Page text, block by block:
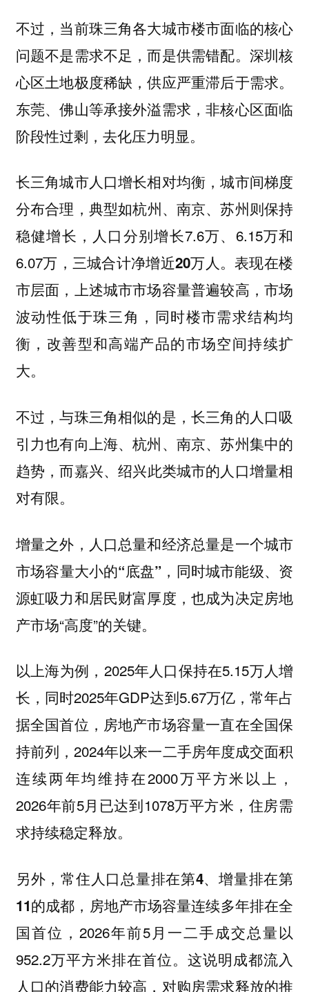
不过，当前珠三角各大城市楼市面临的核心
问题不是需求不足，而是供需错配。深圳核
心区土地极度稀缺，供应严重滞后于需求。
东莞、佛山等承接外溢需求，非核心区面临
阶段性过剩，去化压力明显。
长三角城市人口增长相对均衡，城市间梯度
分布合理， 典型如杭州、南京、苏州则保持
稳健增长，人口分别增长7.6万、6.15万和
6.07万， 三城合计净增近20万人。表现在楼
市层面，上述城市市场容量普遍较高，市场
波动性低于珠三角，同时楼市需求结构均
衡，改善型和高端产品的市场空间持续扩
大。
不过，与珠三角相似的是，长三角的人口吸
引力也有向上海、杭州、南京、苏州集中的
趋势 ，而嘉兴、绍兴此类城市的人口增量相
对有限。
增量之外，人口总量和经济总量是一个城市
市场容量大小的“底盘”， 同时城市能级、资
源虹吸力和居民财富厚度，也成为决定房地
产市场“高度”的关键。
以上海为例， 2025年人口保持在5.15万人增
长，同时2025年GDP达到5.67万亿，常年占
据全国首位，房地产市场容量一直在全国保
持前列，2024年以来一二手房年度成交面积
连续两年均维持在2000万平方米以上，
2026年前5月已达到1078万平方米，住房需
求持续稳定释放。
另外，常住人口总量排在第4、增量排在第
11的成都 ，房地产市场容量连续多年排在全
国首位，2026年前5月一二手成交总量以
952.2万平方米排在首位。这说明成都流入
人口的消费能力较高，对购房需求释放的推